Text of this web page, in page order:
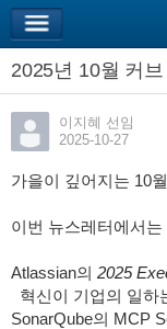
2025년 10월 커
이지혜 선임
2025-10-27
가을이 깊어지는 10
이번 뉴스레터에서
Atlassian의 2025
혁신이 기업의 일하
SonarQube의 MCP